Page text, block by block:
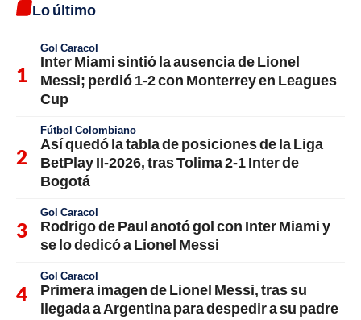
Lo último
Gol Caracol
Inter Miami sintió la ausencia de Lionel
Messi; perdió 1-2 con Monterrey en Leagues
Cup
Fútbol Colombiano
Así quedó la tabla de posiciones de la Liga
BetPlay II-2026, tras Tolima 2-1 Inter de
Bogotá
Gol Caracol
Rodrigo de Paul anotó gol con Inter Miami y
se lo dedicó a Lionel Messi
Gol Caracol
Primera imagen de Lionel Messi, tras su
llegada a Argentina para despedir a su padre